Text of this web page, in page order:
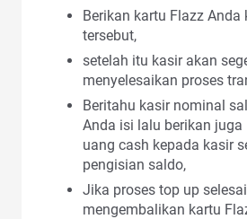
Berikan kartu Flazz Anda
tersebut,
setelah itu kasir akan
menyelesaikan proses
Beritahu kasir nominal
Anda isi lalu berikan juga
uang cash kepada kasir
pengisian saldo,
Jika proses top up
mengembalikan kartu